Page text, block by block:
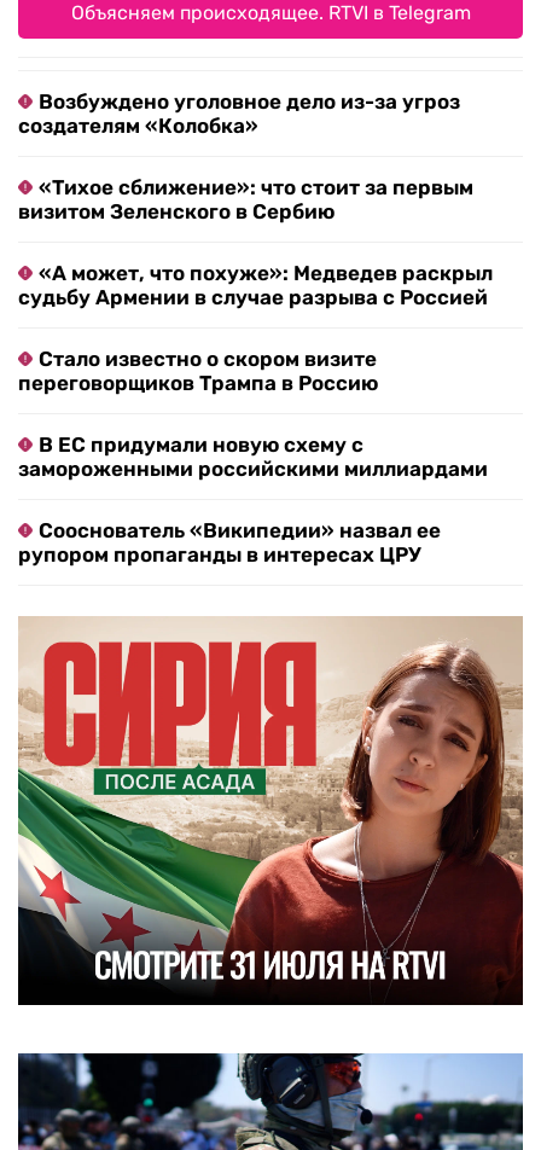
Объясняем происходящее. RTVI в Telegram
Возбуждено уголовное дело из-за угроз
создателям «Колобка»
«Тихое сближение»: что стоит за первым
визитом Зеленского в Сербию
«А может, что похуже»: Медведев раскрыл
судьбу Армении в случае разрыва с Россией
Стало известно о скором визите
переговорщиков Трампа в Россию
В ЕС придумали новую схему с
замороженными российскими миллиардами
Сооснователь «Википедии» назвал ее
рупором пропаганды в интересах ЦРУ